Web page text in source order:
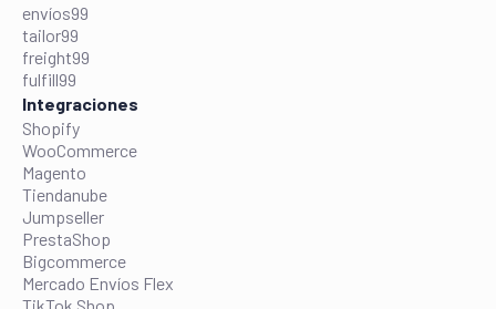
envíos99
tailor99
freight99
fulfill99
Integraciones
Shopify
WooCommerce
Magento
Tiendanube
Jumpseller
PrestaShop
Bigcommerce
Mercado Envíos Flex